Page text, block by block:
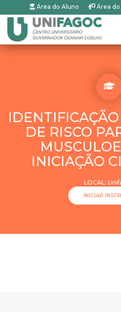
Área do Aluno Área do
DE RISCO
INICIAÇÃO
LOCAL:
INICIAR